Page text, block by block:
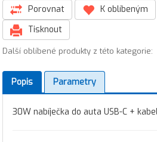
Porovnat K oblíbeným
Tisknout
Další oblíbené produkty z této kategorie:
Popis Parametry
30W nabíječka do auta USB-C +